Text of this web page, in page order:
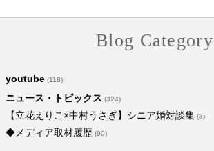
Blog Category
youtube (118)
ニュース・トピックス (324)
【立花えりこ×中村うさぎ】シニア婚対談集 (8)
◆メディア取材履歴 (90)